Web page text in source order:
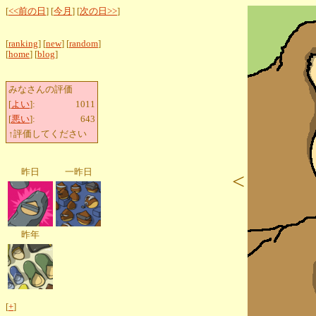
[<<前の日 ] [今月 ] [次の日>>]
[ranking] [new] [random]
[home] [blog]
みなさんの評価
[よい]:
1011
[悪い]:
643
↑評価してください
昨日 一昨日
昨年
[+]
<